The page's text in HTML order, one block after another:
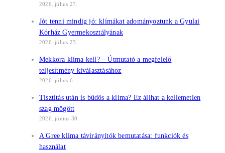
2026. július 27.
Jót tenni mindig jó: klímákat adományoztunk a Gyulai
Kórház Gyermekosztályának
2026. július 23.
Mekkora klíma kell? – Útmutató a megfelelő
teljesítmény kiválasztásához
2026. július 6.
Tisztítás után is büdös a klíma? Ez állhat a kellemetlen
szag mögött
2026. június 30.
A Gree klíma távirányítók bemutatása: funkciók és
használat